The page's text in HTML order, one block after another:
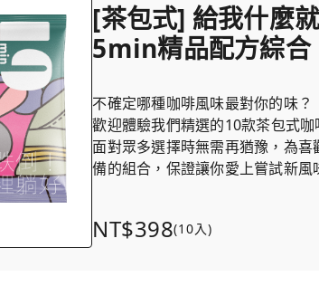
[茶包式] 給我什麼
5min精品配方綜合
不確定哪種咖啡風味最對你的味？
歡迎體驗我們精選的10款茶包式咖
面對眾多選擇時無需再猶豫，為
備的組合，保證讓你愛上嘗試新風
NT$398(10入)